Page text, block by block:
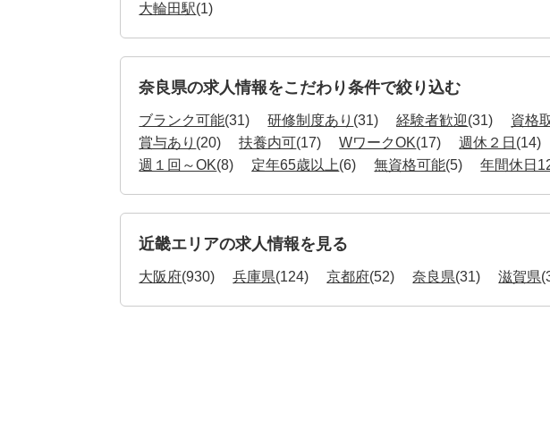
大輪田駅(1)
奈良県の求人情報をこだわり条件で絞り込む
ブランク可能(31) 研修制度あり (31) 経験者歓迎(31) 資格
賞与あり (20) 扶養内可(17) WワークOK(17) 週休２日 (14)
週１回～OK(8) 定年65歳以上(6) 無資格可能(5) 年間休日
近畿エリアの求人情報を見る
大阪府(930) 兵庫県(124) 京都府(52) 奈良県(31) 滋賀県